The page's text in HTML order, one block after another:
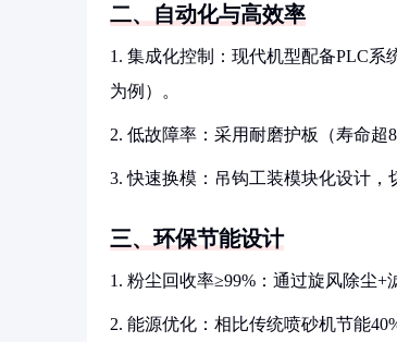
二、自动化与高效率
1. 集成化控制：现代机型配备PLC系
为例）。
2. 低故障率：采用耐磨护板（寿命超
3. 快速换模：吊钩工装模块化设计，
三、环保节能设计
1. 粉尘回收率≥99%：通过旋风除尘+
2. 能源优化：相比传统喷砂机节能